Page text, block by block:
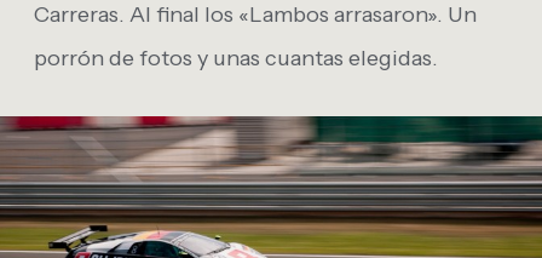
Carreras. Al final los «Lambos arrasaron». Un
porrón de fotos y unas cuantas elegidas.